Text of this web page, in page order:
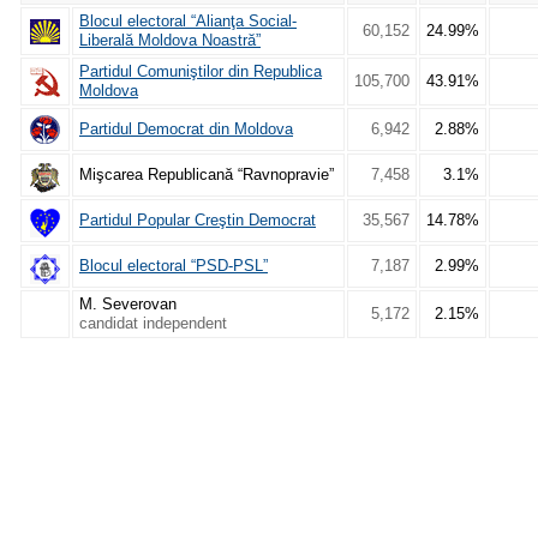
Blocul electoral “Alianţa Social-
Liberală Moldova Noastră”
60,152 24.99%
Partidul Comuniştilor din Republica
Moldova
105,700 43.91%
Partidul Democrat din Moldova 6,942 2.88%
Mişcarea Republicană “Ravnopravie” 7,458 3.1%
Partidul Popular Creştin Democrat 35,567 14.78%
Blocul electoral “PSD-PSL” 7,187 2.99%
M. Severovan
candidat independent
5,172 2.15%